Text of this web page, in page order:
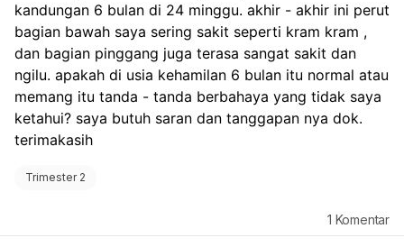
Indikator Kesehatan: Gerakan janin adalah indikator
penting kesehatan bayi. Meskipun tidak ada jumlah
gerakan pasti yang harus dirasakan setiap hari,
penting bagi Anda untuk mengenali pola gerakan bayi
Anda. Saran saya adalah:
Kenali Pola Gerakan:Terus perhatikan pola gerakan
bayi Anda. Anda akan mulai mengenali kapan bayi
Anda biasanya aktif dan kapan ia beristirahat.
adanya perubahan drastis pada pola gerakan janin,
ada gerakan sama sekali selama 2 jam, terutama
setelah usia 25 minggu, sebaiknya segera
kandungan 6 bulan di 24 minggu. akhir - akhir ini perut
bagian bawah saya sering sakit seperti kram kram ,
dan bagian pinggang juga terasa sangat sakit dan
ngilu. apakah di usia kehamilan 6 bulan itu normal atau
memang itu tanda - tanda berbahaya yang tidak saya
ketahui? saya butuh saran dan tanggapan nya dok.
terimakasih
Trimester 2
1 Komentar